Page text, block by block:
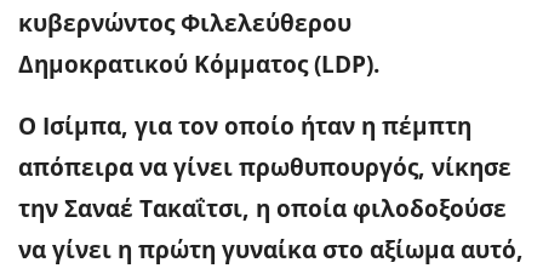
κυβερνώντος Φιλελεύθερου
Δημοκρατικού Κόμματος (LDP).
Ο Ισίμπα, για τον οποίο ήταν η πέμπτη
απόπειρα να γίνει πρωθυπουργός, νίκησε
την Σαναέ Τακαΐτσι, η οποία φιλοδοξούσε
να γίνει η πρώτη γυναίκα στο αξίωμα αυτό,